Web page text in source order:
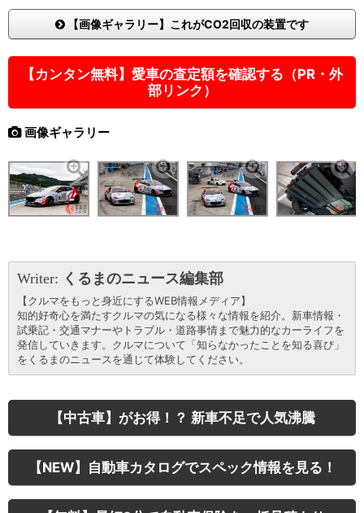
【画像ギャラリー】これがCO2回収の装置です
【カンタン無料】愛車の査定額を確認する（PR・外
部リンク）
画像ギャラリー
Writer: くるまのニュース編集部
【クルマをもっと身近にするWEB情報メディア】
知的好奇心を満たすクルマの気になる様々な情報を紹介。新車情報・
試乗記・交通マナーやトラブル・道路事情まで魅力的なカーライフを
発信していきます。クルマについて「知らなかったことを知る喜び」
をくるまのニュースを通じて体験してください。
【中古車】がお得！？ 新車不足で人気沸騰
【NEW】自動車カタログでスペック情報を見る！